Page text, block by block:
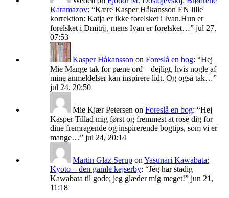
Karamazov: “Kære Kasper Håkansson EN lille
korrektion: Katja er ikke forelsket i Ivan.Hun er
forelsket i Dmitrij, mens Ivan er forelsket…” jul 27,
07:53
Kasper Håkansson on Foreslå en bog: “Hej
Mie Mange tak for pæne ord – dejligt, hvis nogle af
mine anmeldelser kan inspirere lidt. Og også tak…”
jul 24, 20:50
Mie Kjær Petersen on Foreslå en bog: “Hej
Kasper Tillad mig først og fremmest at rose dig for
dine fremragende og inspirerende bogtips, som vi er
mange…” jul 24, 20:14
Martin Glaz Serup on Yasunari Kawabata:
Kyoto – den gamle kejserby: “Jeg har stadig
Kawabata til gode; jeg glæder mig meget!” jun 21,
11:18